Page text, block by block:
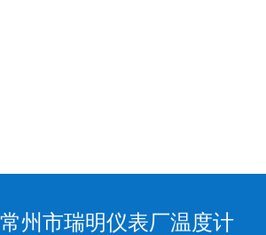
常州市瑞明仪表厂温度计